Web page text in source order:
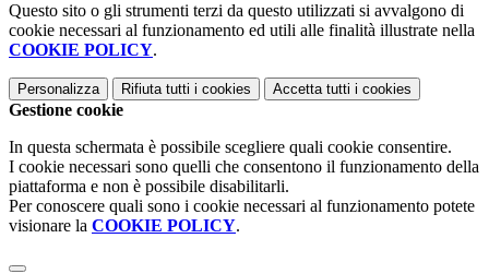
Questo sito o gli strumenti terzi da questo utilizzati si avvalgono di
cookie necessari al funzionamento ed utili alle finalità illustrate nella
COOKIE POLICY.
Personalizza Rifiuta tutti i cookies Accetta tutti i cookies
Gestione cookie
In questa schermata è possibile scegliere quali cookie consentire.
I cookie necessari sono quelli che consentono il funzionamento della
piattaforma e non è possibile disabilitarli.
Per conoscere quali sono i cookie necessari al funzionamento potete
visionare la COOKIE POLICY.